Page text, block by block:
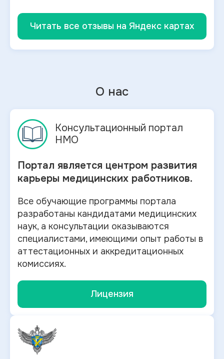
Читать все отзывы на Яндекс картах
О нас
Консультационный портал
НМО
Портал является центром развития
карьеры медицинских работников.
Все обучающие программы портала
разработаны кандидатами медицинских
наук, а консультации оказываются
специалистами, имеющими опыт работы в
аттестационных и аккредитационных
комиссиях.
Лицензия